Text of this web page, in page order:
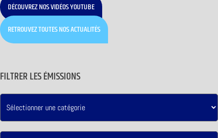
DÉCOUVREZ NOS VIDÉOS YOUTUBE
RETROUVEZ TOUTES NOS ACTUALITÉS
FILTRER LES ÉMISSIONS